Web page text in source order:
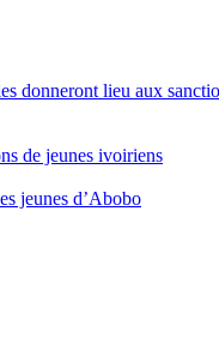
donneront lieu aux
de jeunes ivoiriens
jeunes d’Abobo